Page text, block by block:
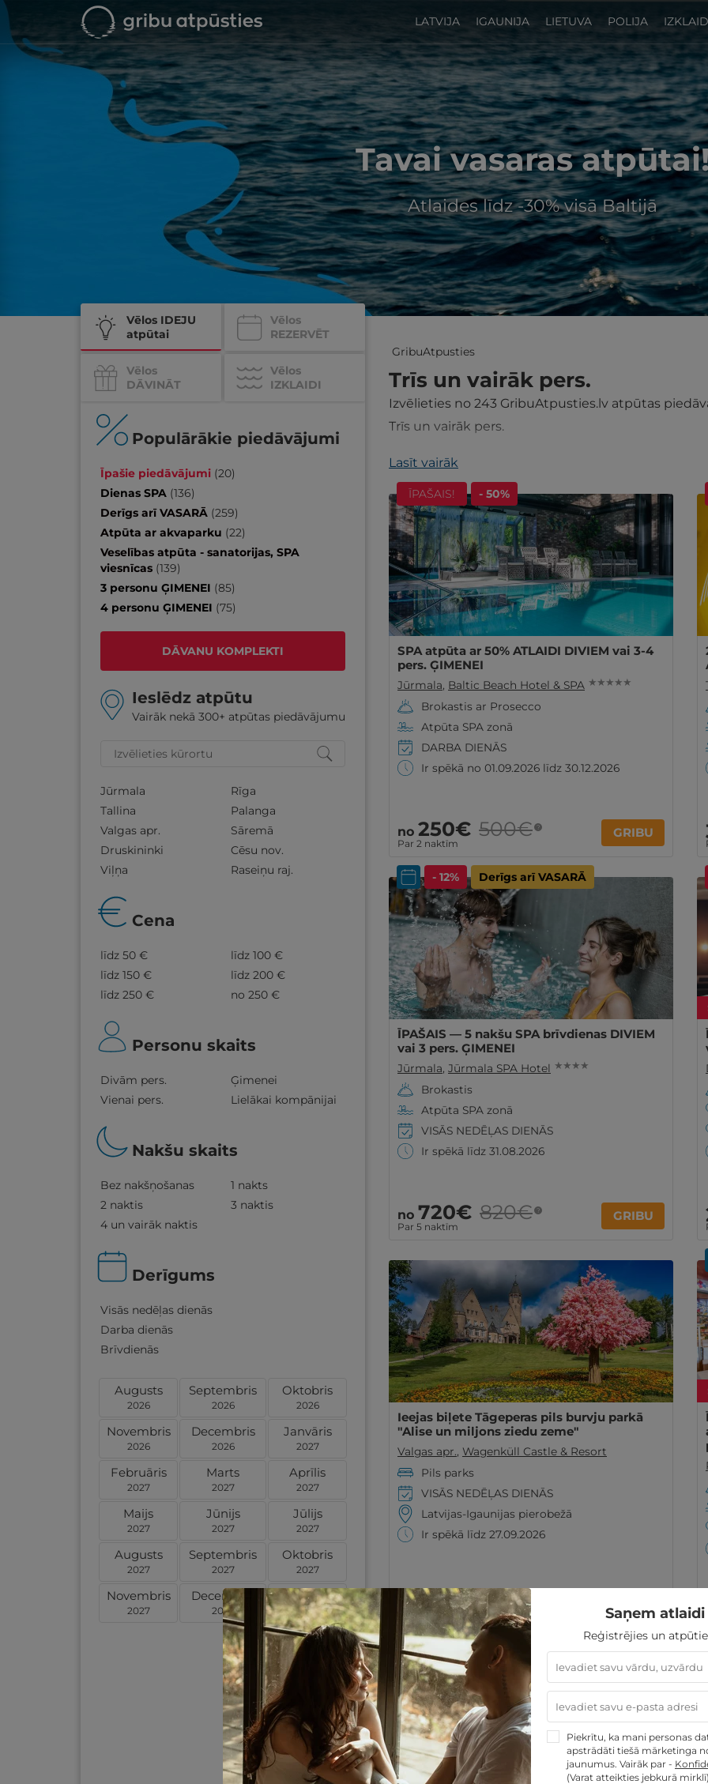
LATVIJA IGAUNIJA LIETUVA POLIJA
Tavai vasaras
Atlaides līdz -30% visā Baltijā
GribuAtpusties
Vēlos IDEJU
atpūtai
Vēlos
REZERVĒT
Vēlos
DĀVINĀT
Vēlos
IZKLAIDI
Populārākie piedāvājumi
Īpašie piedāvājumi (20)
Dienas SPA (136)
Derīgs arī VASARĀ (259)
Atpūta ar akvaparku (22)
Veselības atpūta - sanatorijas, SPA
viesnīcas (139)
3 personu ĢIMENEI (85)
4 personu ĢIMENEI (75)
DĀVANU KOMPLEKTI
Ieslēdz atpūtu
Vairāk nekā 300+ atpūtas piedāvājumu
Jūrmala
Rīga
Tallina
Palanga
Valgas apr.
Sāremā
Druskininki
Cēsu nov.
Viļņa
Raseiņu raj.
Cena
līdz 50 €
līdz 100 €
līdz 150 €
līdz 200 €
līdz 250 €
no 250 €
Personu skaits
Divām pers.
Ģimenei
Vienai pers.
Lielākai kompānijai
Nakšu skaits
Bez nakšņošanas
1 nakts
2 naktis
3 naktis
4 un vairāk naktis
Derīgums
Visās nedēļas dienās
Darba dienās
Brīvdienās
Augusts
2026
Septembris
2026
Oktobris
2026
Novembris
2026
Decembris
2026
Janvāris
2027
Februāris
2027
Marts
2027
Aprīlis
2027
Maijs
2027
Jūnijs
2027
Jūlijs
2027
Augusts
2027
Septembris
2027
Oktobris
2027
Novembris
2027
Decembris
2027
Janvāris
2028
Trīs un vairāk pers.
Izvēlieties no 243 GribuAtpusties.lv atpūtas
Trīs un vairāk pers.
Lasīt vairāk
ĪPAŠAIS! - 50%
SPA atpūta ar 50% ATLAIDI DIVIEM vai 3-4
pers. ĢIMENEI
Jūrmala, Baltic Beach Hotel & SPA ★ ★ ★ ★ ★
Brokastis ar Prosecco
Atpūta SPA zonā
DARBA DIENĀS
Ir spēkā no 01.09.2026 līdz 30.12.2026
no 250€
Par 2 naktīm
500€ ? GRIBU
- 12% Derīgs arī VASARĀ
ĪPAŠAIS — 5 nakšu SPA brīvdienas DIVIEM
vai 3 pers. ĢIMENEI
Jūrmala, Jūrmala SPA Hotel ★ ★ ★ ★
Brokastis
Atpūta SPA zonā
VISĀS NEDĒĻAS DIENĀS
Ir spēkā līdz 31.08.2026
no 720€
Par 5 naktīm
820€ ? GRIBU
Ieejas biļete Tāgeperas pils burvju parkā
"Alise un miljons ziedu zeme"
Valgas apr., Wagenküll Castle & Resort
Pils parks
VISĀS NEDĒĻAS DIENĀS
Latvijas-Igaunijas pierobežā
Ir spēkā līdz 27.09.2026
no10€
Spēkā vēl: 09d.15st. min. sek.
ĪPAŠAIS! Derīgs arī VASARĀ
Saņem
Reģistrējies un
Piekrītu, ka mani personas
apstrādāti tiešā mārketinga
jaunumus. Vairāk par -
(Varat atteikties jebkurā mirklī)